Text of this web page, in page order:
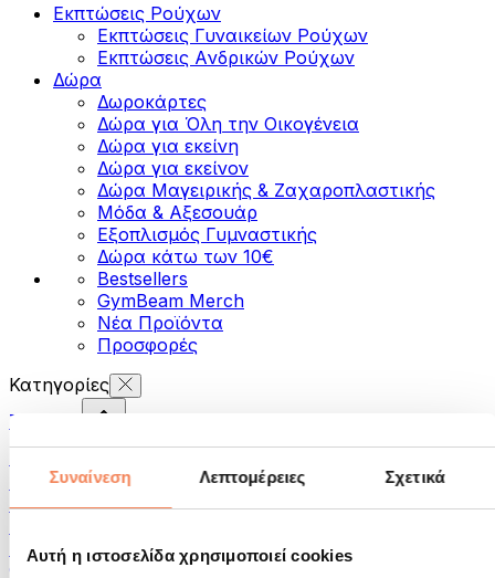
Συναίνεση Λεπτομέρειες Σχετικά
Αυτή η ιστοσελίδα χρησιμοποιεί cookies
Εκπτώσεις Ρούχων
Εκπτώσεις Γυναικείων Ρούχων
Εκπτώσεις Aνδρικών Ρούχων
Δώρα
Δωροκάρτες
Δώρα για Όλη την Οικογένεια
Δώρα για εκείνη
Δώρα για εκείνον
Δώρα Μαγειρικής & Ζαχαροπλαστικής
Μόδα & Αξεσουάρ
Εξοπλισμός Γυμναστικής
Δώρα κάτω των 10€
Bestsellers
GymBeam Merch
Νέα Προϊόντα
Προσφορές
Κατηγορίες
Τρόφιμα
Ξηροί Καρποί
Σπόροι
Ψάρια
Φαγητό Έτοιμο για Κατανάλωση